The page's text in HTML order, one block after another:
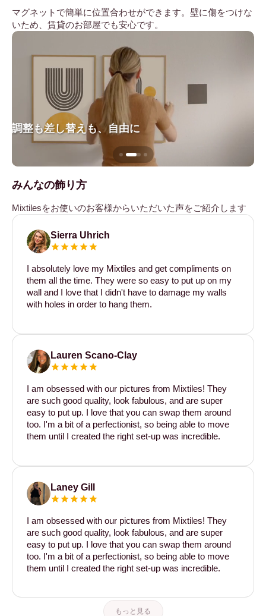
マグネットで簡単に位置合わせができます。壁に傷をつけな
いため、賃貸のお部屋でも安心です。
調整も差し替えも、自由に
みんなの飾り方
Mixtilesをお使いのお客様からいただいた声をご紹介します
Sierra Uhrich
I absolutely love my Mixtiles and get compliments on
them all the time. They were so easy to put up on my
wall and I love that I didn't have to damage my walls
with holes in order to hang them.
Lauren Scano-Clay
I am obsessed with our pictures from Mixtiles! They
are such good quality, look fabulous, and are super
easy to put up. I love that you can swap them around
too. I'm a bit of a perfectionist, so being able to move
them until I created the right set-up was incredible.
Laney Gill
I am obsessed with our pictures from Mixtiles! They
are such good quality, look fabulous, and are super
easy to put up. I love that you can swap them around
too. I'm a bit of a perfectionist, so being able to move
them until I created the right set-up was incredible.
もっと見る